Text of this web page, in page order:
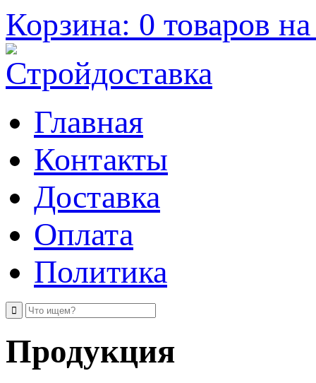
Корзина: 0 товаров
Главная
Контакты
Доставка
Оплата
Политика
Продукция